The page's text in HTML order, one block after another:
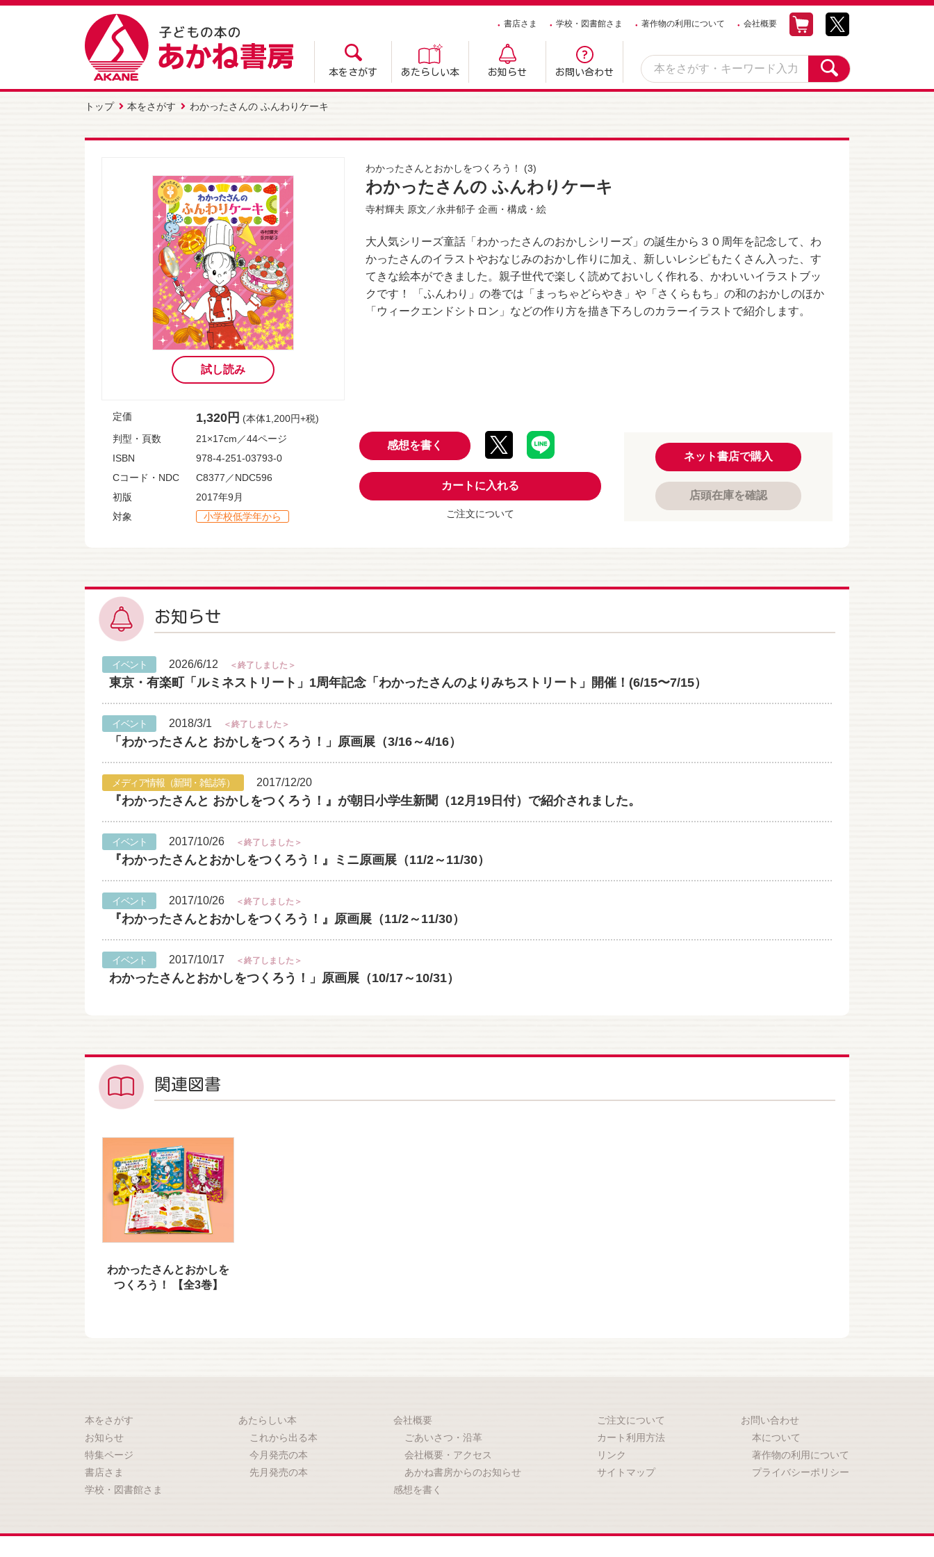
書店さま 学校・図書館さま 著作物の利用について 会社概要
本をさがす あたらしい本 お知らせ お問い合わせ
トップ 本をさがす わかったさんの ふんわりケーキ
試し読み
わかったさんとおかしをつくろう！ (3)
わかったさんの ふんわりケーキ
寺村輝夫 原文／永井郁子 企画・構成・絵
大人気シリーズ童話「わかったさんのおかしシリーズ」の誕生から３０周年を記念して、わ
かったさんのイラストやおなじみのおかし作りに加え、新しいレシピもたくさん入った、す
てきな絵本ができました。親子世代で楽しく読めておいしく作れる、かわいいイラストブッ
クです！ 「ふんわり」の巻では「まっちゃどらやき」や「さくらもち」の和のおかしのほか
「ウィークエンドシトロン」などの作り方を描き下ろしのカラーイラストで紹介します。
感想を書く
カートに入れる
ご注文について
定価 1,320円 (本体1,200円+税)
判型・頁数
21×17cm／44ページ
ISBN
978-4-251-03793-0
Cコード・NDC
C8377／NDC596
初版
2017年9月
対象
小学校低学年から
ネット書店で購入
店頭在庫を確認
お知らせ
イベント 2026/6/12 ＜終了しました＞
東京・有楽町「ルミネストリート」1周年記念「わかったさんのよりみちストリート」開催！(6/15〜7/15）
イベント 2018/3/1 ＜終了しました＞
「わかったさんと おかしをつくろう！」原画展（3/16～4/16）
メディア情報（新聞・雑誌等） 2017/12/20
『わかったさんと おかしをつくろう！』が朝日小学生新聞（12月19日付）で紹介されました。
イベント 2017/10/26 ＜終了しました＞
『わかったさんとおかしをつくろう！』ミニ原画展（11/2～11/30）
イベント 2017/10/26 ＜終了しました＞
『わかったさんとおかしをつくろう！』原画展（11/2～11/30）
イベント 2017/10/17 ＜終了しました＞
わかったさんとおかしをつくろう！」原画展（10/17～10/31）
関連図書
わかったさんとおかしを
つくろう！ 【全3巻】
本をさがす
お知らせ
特集ページ
書店さま
学校・図書館さま
あたらしい本
これから出る本
今月発売の本
先月発売の本
会社概要
ごあいさつ・沿革
会社概要・アクセス
あかね書房からのお知らせ
感想を書く
ご注文について
カート利用方法
リンク
サイトマップ
お問い合わせ
本について
著作物の利用について
プライバシーポリシー